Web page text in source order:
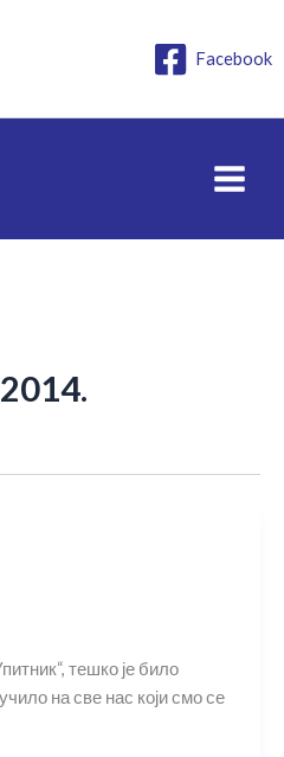
Facebook
тешко је било
на све нас који смо се